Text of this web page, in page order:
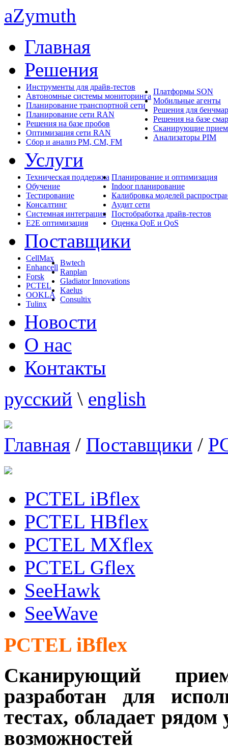
aZymuth
Главная
Решения
Инструменты для драйв-тестов
Автономные системы мониторинга
Планирование транспортной сети
Планирование сети RAN
Решения на базе пробов
Оптимизация сети RAN
Сбор и анализ PM, CM, FM
Платформы SON
Мобильные агенты
Решения для
Решения на базе
Сканирующие
Анализаторы PIM
Услуги
Техническая поддержка
Обучение
Тестирование
Консалтинг
Системная интеграция
E2E оптимизация
Планирование и оптимизация
Indoor планирование
Калибровка моделей
Аудит сети
Постобработка драйв-тестов
Оценка QoE и QoS
Поставщики
CellMax
Enhancell
Forsk
PCTEL
OOKLA
Tulinx
Bwtech
Ranplan
Gladiator Innovations
Kaelus
Consultix
Новости
О нас
Контакты
русский \ english
Главная / Поставщики /
PCTEL iBflex
PCTEL HBflex
PCTEL MXflex
PCTEL Gflex
SeeHawk
SeeWave
PCTEL iBflex
Сканирующий
разработан для
тестах, обладает
возможностей